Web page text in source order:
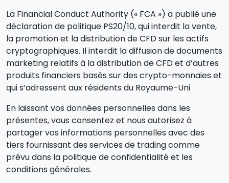
La Financial Conduct Authority (« FCA ») a publié une
déclaration de politique PS20/10, qui interdit la vente,
la promotion et la distribution de CFD sur les actifs
cryptographiques. Il interdit la diffusion de documents
marketing relatifs à la distribution de CFD et d’autres
produits financiers basés sur des crypto-monnaies et
qui s’adressent aux résidents du Royaume-Uni
En laissant vos données personnelles dans les
présentes, vous consentez et nous autorisez à
partager vos informations personnelles avec des
tiers fournissant des services de trading comme
prévu dans la politique de confidentialité et les
conditions générales.